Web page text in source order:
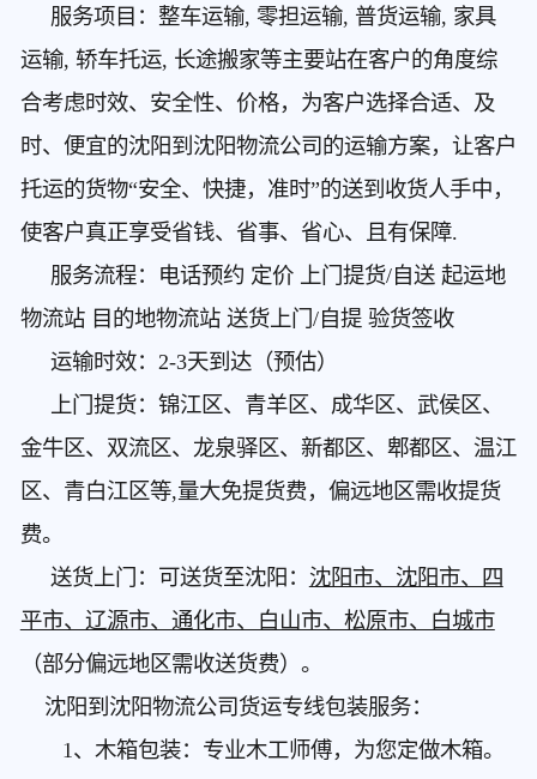
服务项目：整车运输, 零担运输, 普货运输, 家具
运输, 轿车托运, 长途搬家等主要站在客户的角度综
合考虑时效、安全性、价格，为客户选择合适、及
时、便宜的沈阳到沈阳物流公司的运输方案，让客户
托运的货物“安全、快捷，准时”的送到收货人手中，
使客户真正享受省钱、省事、省心、且有保障.
服务流程：电话预约 定价 上门提货/自送 起运地
物流站 目的地物流站 送货上门/自提 验货签收
运输时效：2-3天到达（预估）
上门提货：锦江区、青羊区、成华区、武侯区、
金牛区、双流区、龙泉驿区、新都区、郫都区、温江
区、青白江区等,量大免提货费，偏远地区需收提货
费。
送货上门：可送货至沈阳： 沈阳市、沈阳市、四
平市、辽源市、通化市、白山市、松原市、白城市
（部分偏远地区需收送货费）。
沈阳到沈阳物流公司货运专线包装服务：
1、木箱包装：专业木工师傅，为您定做木箱。